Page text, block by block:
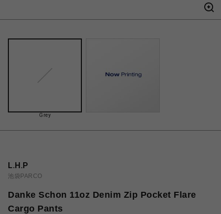
Grey
L.H.P
池袋PARCO
Danke Schon 11oz Denim Zip Pocket Flare
Cargo Pants